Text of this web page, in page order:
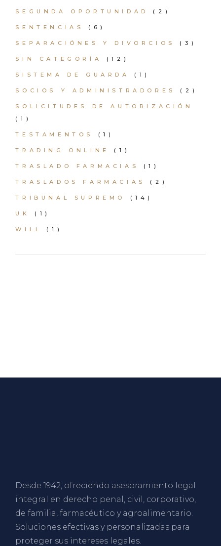
SEGUNDA OPORTUNIDAD (2)
SENTENCIAS (6)
SEPARACIÓNES Y DIVORCIOS (3)
SIN CATEGORÍA (12)
SISTEMA DE GUARDA (1)
SOCIOS Y ADMINISTRADORES (2)
SOLICITUDES DE AUTORIZACIÓN
(1)
TESTAMENTOS (1)
TRADING ONLINE (1)
TRASLADO FARMACIAS (1)
TRASLADOS FARMACIAS (2)
TRIBUNAL SUPREMO (14)
UK (1)
WILL (1)
Desde 1942, ofreciendo asesoramiento legal
integral en derecho penal, civil, corporativo,
de familia, farmacéutico y agroalimentario.
Soluciones efectivas y personalizadas para
proteger sus intereses legales.